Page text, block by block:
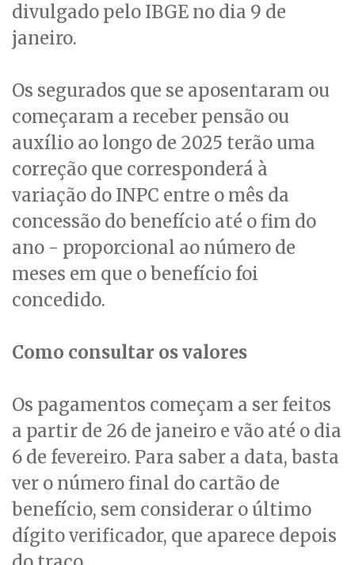
divulgado pelo IBGE no dia 9 de
janeiro.
Os segurados que se aposentaram ou
começaram a receber pensão ou
auxílio ao longo de 2025 terão uma
correção que corresponderá à
variação do INPC entre o mês da
concessão do benefício até o fim do
ano - proporcional ao número de
meses em que o benefício foi
concedido.
Como consultar os valores
Os pagamentos começam a ser feitos
a partir de 26 de janeiro e vão até o dia
6 de fevereiro. Para saber a data, basta
ver o número final do cartão de
benefício, sem considerar o último
dígito verificador, que aparece depois